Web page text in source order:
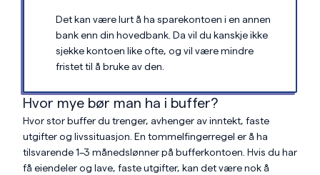
Det kan være lurt å ha sparekontoen i en annen
bank enn din hovedbank. Da vil du kanskje ikke
sjekke kontoen like ofte, og vil være mindre
fristet til å bruke av den.
Hvor mye bør man ha i buffer?
Hvor stor buffer du trenger, avhenger av inntekt, faste
utgifter og livssituasjon. En tommelfingerregel er å ha
tilsvarende 1–3 månedslønner på bufferkontoen. Hvis du har
få eiendeler og lave, faste utgifter, kan det være nok å